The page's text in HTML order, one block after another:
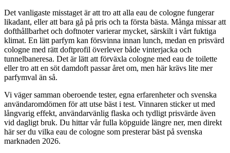
Det vanligaste misstaget är att tro att alla eau de cologne fungerar
likadant, eller att bara gå på pris och ta första bästa. Många missar att
dofthållbarhet och doftnoter varierar mycket, särskilt i vårt fuktiga
klimat. En lätt parfym kan försvinna innan lunch, medan en prisvärd
cologne med rätt doftprofil överlever både vinterjacka och
tunnelbaneresa. Det är lätt att förväxla cologne med eau de toilette
eller tro att en söt damdoft passar året om, men här krävs lite mer
parfymval än så.
Vi väger samman oberoende tester, egna erfarenheter och svenska
användaromdömen för att utse bäst i test. Vinnaren sticker ut med
långvarig effekt, användarvänlig flaska och tydligt prisvärde även
vid dagligt bruk. Du hittar vår fulla köpguide längre ner, men direkt
här ser du vilka eau de cologne som presterar bäst på svenska
marknaden 2026.